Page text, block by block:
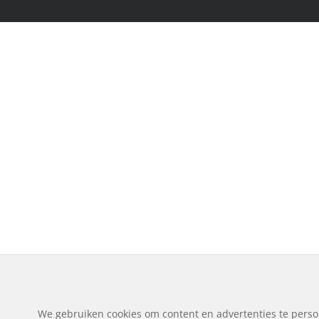
We gebruiken cookies om content en advertenties te